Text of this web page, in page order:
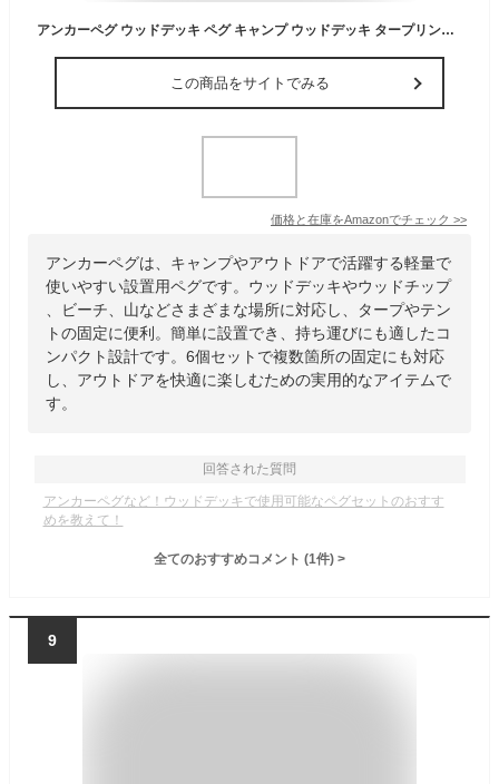
アンカーペグ ウッドデッキ ペグ キャンプ ウッドデッキ タープリング ウッドチップ 軽量 簡単設置 携帯便利 アウトドアキャンプペグ ビーチや山用 (6個 ブラック)
この商品をサイトでみる
価格と在庫をAmazonでチェック >>
アンカーペグは、キャンプやアウトドアで活躍する軽量で
使いやすい設置用ペグです。ウッドデッキやウッドチップ
、ビーチ、山などさまざまな場所に対応し、タープやテン
トの固定に便利。簡単に設置でき、持ち運びにも適したコ
ンパクト設計です。6個セットで複数箇所の固定にも対応
し、アウトドアを快適に楽しむための実用的なアイテムで
す。
回答された質問
アンカーペグなど！ウッドデッキで使用可能なペグセットのおすす
めを教えて！
全てのおすすめコメント (1件) >
9